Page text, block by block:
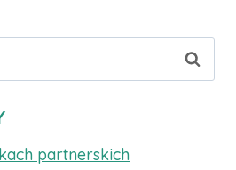
partnerskich